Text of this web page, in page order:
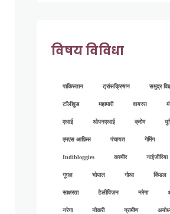
विषय विविधा
पाकिस्तान ट्रांसक्रिप्शन समुद्र
टॉलीवुड महामारी वायरस
एआई ओपनएआई क्रोम
एमएस आफ़िस पंचायत गेमिंग
Indibloggies कश्मीर नाईजीरिया
गूगल भोपाल गोआ किंडल
साक्षरता टेलीविज़न नरेगा
नरेगा नौकरी ग्रामीण